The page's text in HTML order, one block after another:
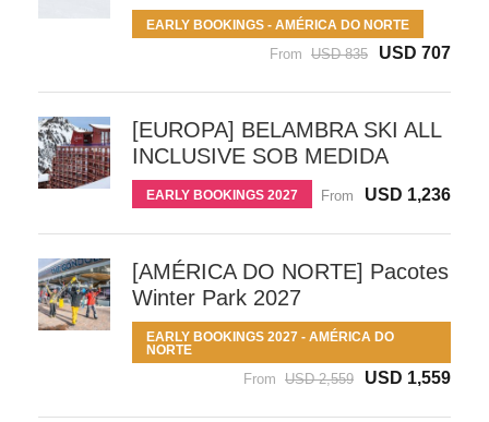
EARLY BOOKINGS - AMÉRICA DO NORTE
From USD 835 USD 707
[EUROPA] BELAMBRA SKI ALL
INCLUSIVE SOB MEDIDA
EARLY BOOKINGS 2027 From USD 1,236
[AMÉRICA DO NORTE] Pacotes
Winter Park 2027
EARLY BOOKINGS 2027 - AMÉRICA DO
NORTE
From USD 2,559 USD 1,559